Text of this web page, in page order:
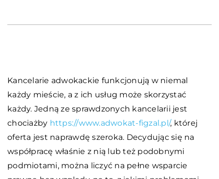
Kancelarie adwokackie funkcjonują w niemal
każdy mieście, a z ich usług może skorzystać
każdy. Jedną ze sprawdzonych kancelarii jest
chociażby https://www.adwokat-figzal.pl/, której
oferta jest naprawdę szeroka. Decydując się na
współpracę właśnie z nią lub też podobnymi
podmiotami, można liczyć na pełne wsparcie